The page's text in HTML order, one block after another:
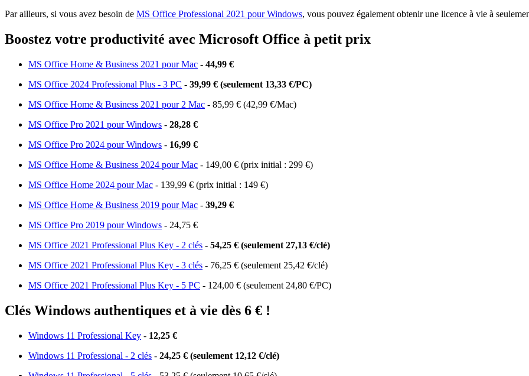
Par ailleurs, si vous avez besoin de MS Office Professional 2021 pour Windows, vous pouvez également obtenir une licence à vie à
Boostez votre productivité avec Microsoft Office à petit prix
MS Office Home & Business 2021 pour Mac - 44,99 €
MS Office 2024 Professional Plus - 3 PC - 39,99 € (seulement 13,33 €/PC)
MS Office Home & Business 2021 pour 2 Mac - 85,99 € (42,99 €/Mac)
MS Office Pro 2021 pour Windows - 28,28 €
MS Office Pro 2024 pour Windows - 16,99 €
MS Office Home & Business 2024 pour Mac - 149,00 € (prix initial : 299 €)
MS Office Home 2024 pour Mac - 139,99 € (prix initial : 149 €)
MS Office Home & Business 2019 pour Mac - 39,29 €
MS Office Pro 2019 pour Windows - 24,75 €
MS Office 2021 Professional Plus Key - 2 clés - 54,25 € (seulement 27,13 €/clé)
MS Office 2021 Professional Plus Key - 3 clés - 76,25 € (seulement 25,42 €/clé)
MS Office 2021 Professional Plus Key - 5 PC - 124,00 € (seulement 24,80 €/PC)
Clés Windows authentiques et à vie dès 6 € !
Windows 11 Professional Key - 12,25 €
Windows 11 Professional - 2 clés - 24,25 € (seulement 12,12 €/clé)